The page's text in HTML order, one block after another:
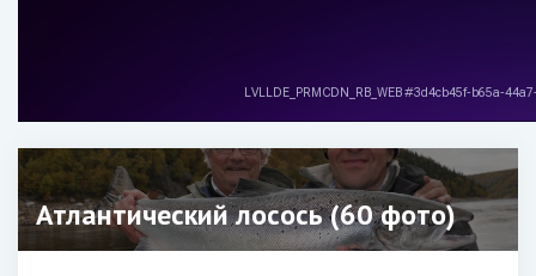
Атлантический лосось (60 фото)